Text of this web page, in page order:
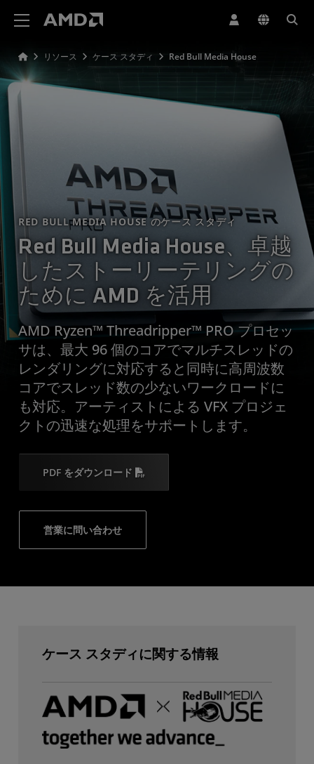
リソース ケース スタディ Red Bull Media House
RED BULL MEDIA HOUSE のケース スタディ
Red Bull Media House、卓越
したストーリーテリングの
ために AMD を活用
AMD Ryzen™ Threadripper™ PRO プロセッ
サは、最大 96 個のコアでマルチスレッドの
レンダリングに対応すると同時に高周波数
コアでスレッド数の少ないワークロードに
も対応。アーティストによる VFX プロジェ
クトの迅速な処理をサポートします。
PDF をダウンロード
営業に問い合わせ
ケース スタディに関する情報